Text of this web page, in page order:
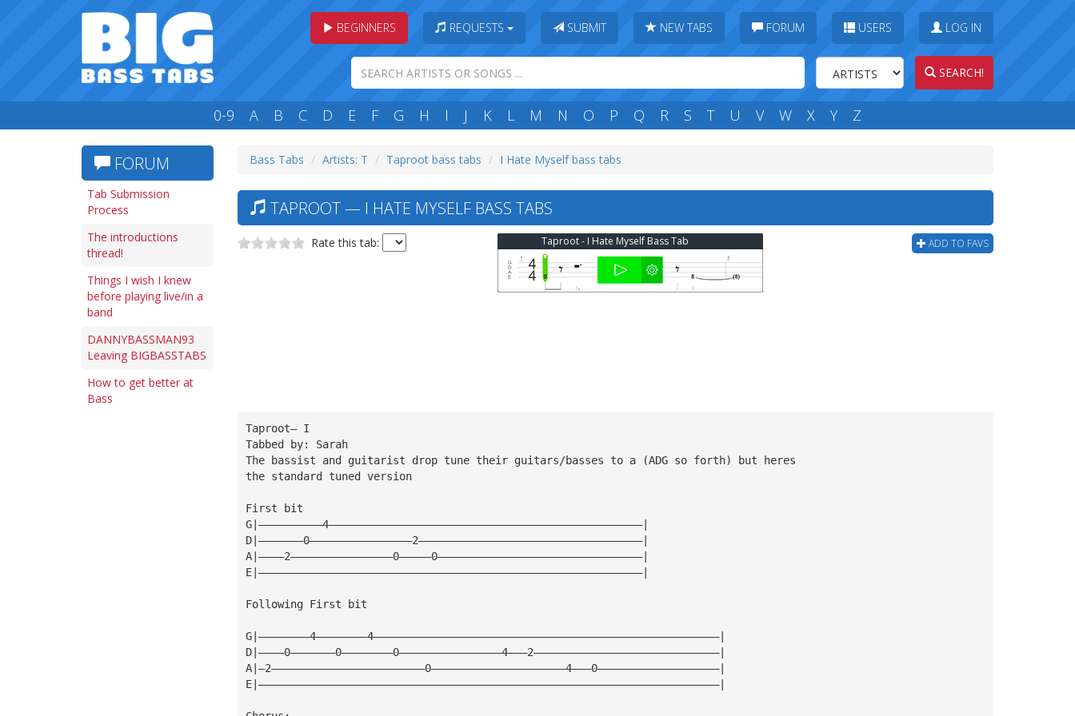
BEGINNERS REQUESTS SUBMIT NEW TABS FORUM USERS LOG IN
SEARCH!
0-9 A B C D E F G H I J K L M N O P Q R S T U V W X Y Z
FORUM
Tab Submission
Process
The introductions
thread!
Things I wish I knew
before playing live/in a
band
DANNYBASSMAN93
Leaving BIGBASSTABS
How to get better at
Bass
Bass Tabs Artists: T Taproot bass tabs I Hate Myself bass tabs
TAPROOT — I HATE MYSELF BASS TABS
Rate this tab: ADD TO FAVS
Taproot - I Hate Myself Bass Tab
Taproot— I
Tabbed by: Sarah
The bassist and guitarist drop tune their guitars/basses to a (ADG so forth) but heres
the standard tuned version
First bit
G|——————————4—————————————————————————————————————————————————|
D|———————0————————————————2———————————————————————————————————|
A|————2————————————————0—————0————————————————————————————————|
E|————————————————————————————————————————————————————————————|
Following First bit
G|————————4————————4——————————————————————————————————————————————————————|
D|————0———————0————————0————————————————4———2—————————————————————————————|
A|—2————————————————————————0—————————————————————4———0———————————————————|
E|————————————————————————————————————————————————————————————————————————|